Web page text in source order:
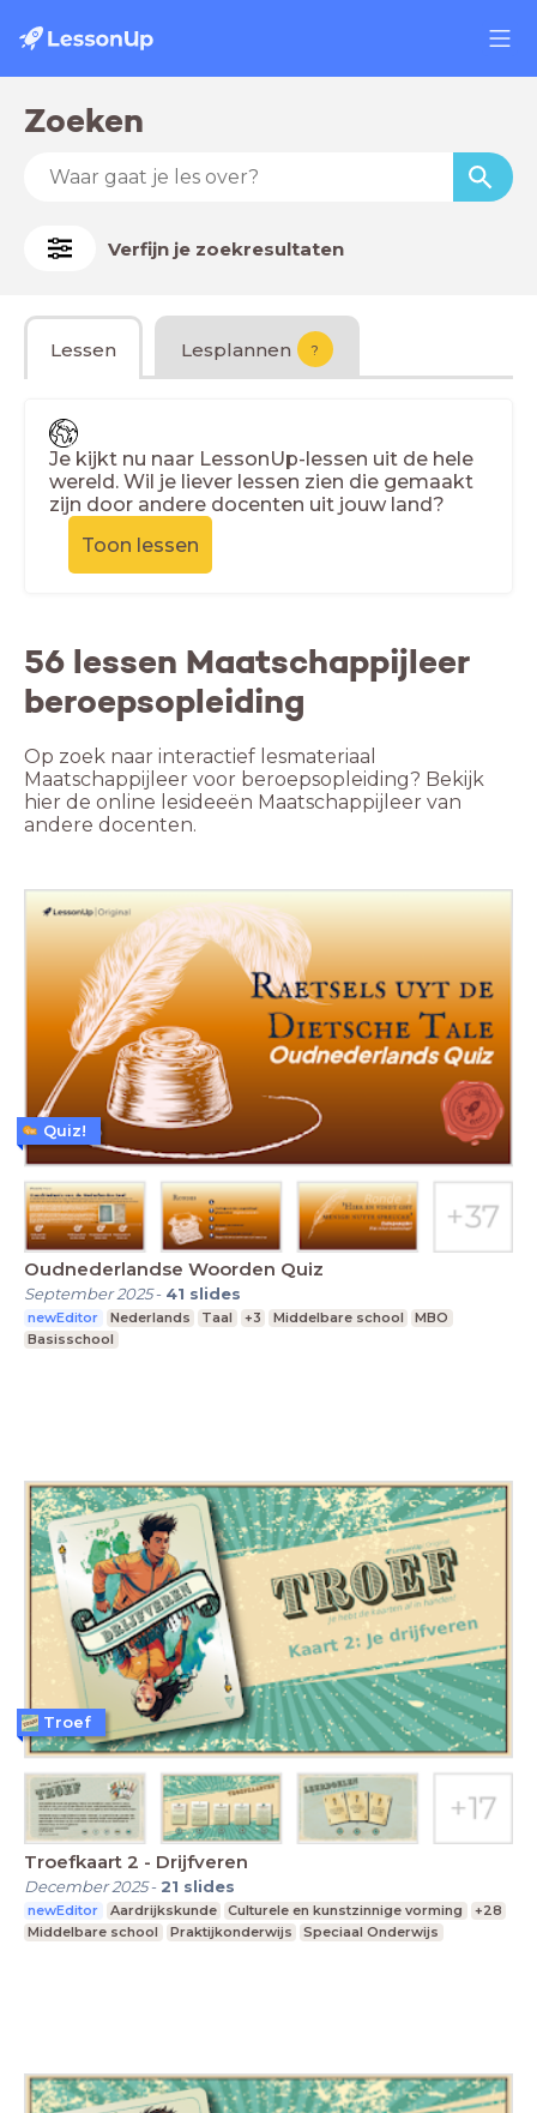
Zoeken
Verfijn je zoekresultaten
Lessen Lesplannen ?
Je kijkt nu naar LessonUp-lessen uit de hele
wereld. Wil je liever lessen zien die gemaakt
zijn door andere docenten uit jouw land?
Toon lessen
56 lessen Maatschappijleer
beroepsopleiding
Op zoek naar interactief lesmateriaal
Maatschappijleer voor beroepsopleiding? Bekijk
hier de online lesideeën Maatschappijleer van
andere docenten.
Oudnederlandse Woorden Quiz
September 2025- 41 slides
newEditor Nederlands Taal +3 Middelbare school
MBO
Basisschool
Quiz!
Troefkaart 2 - Drijfveren
December 2025- 21 slides
newEditor Aardrijkskunde Culturele en kunstzinnige vorming
+28
Middelbare school
Praktijkonderwijs Speciaal Onderwijs
Troef